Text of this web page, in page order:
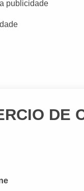
publicidade
DE